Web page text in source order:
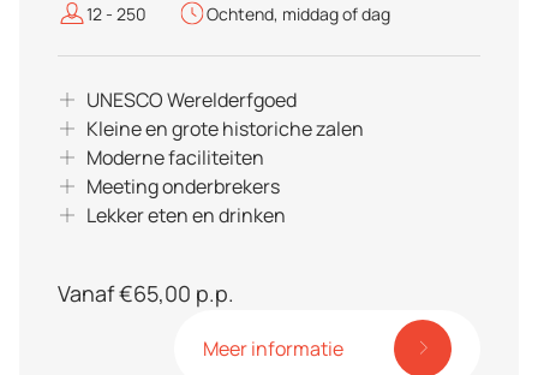
12 - 250 Ochtend, middag of dag
UNESCO Werelderfgoed
Kleine en grote historiche zalen
Moderne faciliteiten
Meeting onderbrekers
Lekker eten en drinken
Vanaf €65,00 p.p.
Meer informatie